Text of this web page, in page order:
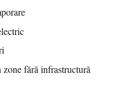
fără infrastructură